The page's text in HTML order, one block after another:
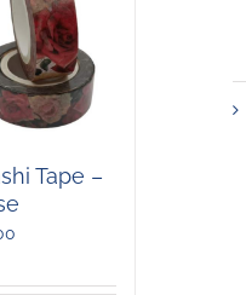
Tape –